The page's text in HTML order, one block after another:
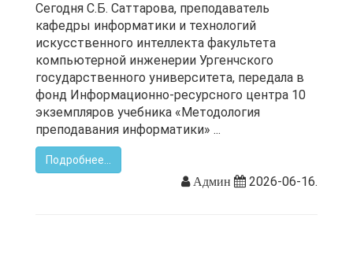
Сегодня С.Б. Саттарова, преподаватель
кафедры информатики и технологий
искусственного интеллекта факультета
компьютерной инженерии Ургенчского
государственного университета, передала в
фонд Информационно-ресурсного центра 10
экземпляров учебника «Методология
преподавания информатики» ...
Подробнее...
Админ
2026-06-16.